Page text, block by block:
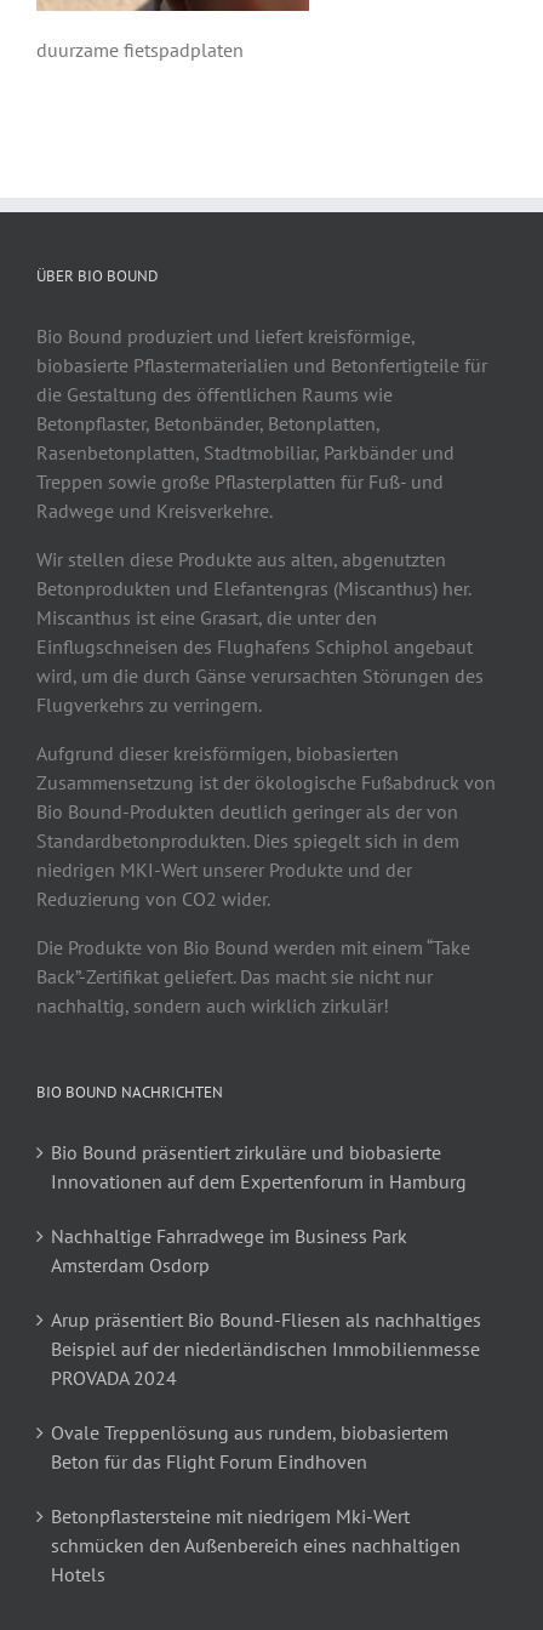
duurzame fietspadplaten
ÜBER BIO BOUND
Bio Bound produziert und liefert kreisförmige,
biobasierte Pflastermaterialien und Betonfertigteile für
die Gestaltung des öffentlichen Raums wie
Betonpflaster, Betonbänder, Betonplatten,
Rasenbetonplatten, Stadtmobiliar, Parkbänder und
Treppen sowie große Pflasterplatten für Fuß- und
Radwege und Kreisverkehre.
Wir stellen diese Produkte aus alten, abgenutzten
Betonprodukten und Elefantengras (Miscanthus) her.
Miscanthus ist eine Grasart, die unter den
Einflugschneisen des Flughafens Schiphol angebaut
wird, um die durch Gänse verursachten Störungen des
Flugverkehrs zu verringern.
Aufgrund dieser kreisförmigen, biobasierten
Zusammensetzung ist der ökologische Fußabdruck von
Bio Bound-Produkten deutlich geringer als der von
Standardbetonprodukten. Dies spiegelt sich in dem
niedrigen MKI-Wert unserer Produkte und der
Reduzierung von CO2 wider.
Die Produkte von Bio Bound werden mit einem “Take
Back”-Zertifikat geliefert. Das macht sie nicht nur
nachhaltig, sondern auch wirklich zirkulär!
BIO BOUND NACHRICHTEN
Bio Bound präsentiert zirkuläre und biobasierte
Innovationen auf dem Expertenforum in Hamburg
Nachhaltige Fahrradwege im Business Park
Amsterdam Osdorp
Arup präsentiert Bio Bound-Fliesen als nachhaltiges
Beispiel auf der niederländischen Immobilienmesse
PROVADA 2024
Ovale Treppenlösung aus rundem, biobasiertem
Beton für das Flight Forum Eindhoven
Betonpflastersteine mit niedrigem Mki-Wert
schmücken den Außenbereich eines nachhaltigen
Hotels